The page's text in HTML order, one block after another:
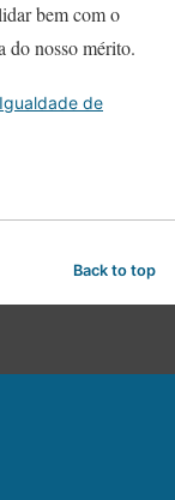
bem com o
do nosso mérito.
Igualdade de
Back to top